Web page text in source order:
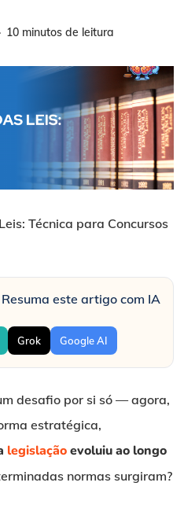
10 minutos de leitura
Técnica para Concursos
Resuma este artigo com IA
Grok Google AI
desafio por si só — agora,
estratégica,
legislaçãoevoluiu ao longo
normas surgiram?